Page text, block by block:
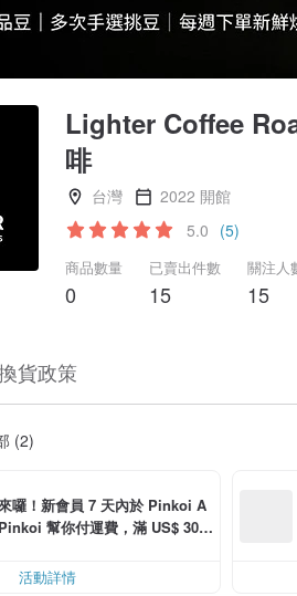
Lighter Coffee
啡
台灣
2022 開館
5.0 (5)
商品數量
0
已賣出件數
15
關注人
15
貨政策
(2)
囉！新會員 7 天內於 Pinkoi A
幫你付運費，滿 US$ 30.0
活動詳情